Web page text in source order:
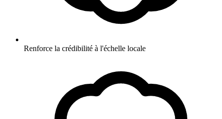
Renforce la crédibilité à l'échelle locale